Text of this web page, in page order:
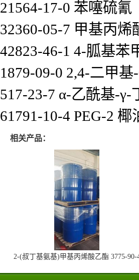
21564-17-0 苯噻硫氰
32360-05-7 甲基丙烯
42823-46-1 4-胍基苯
1879-09-0 2,4-二甲
517-23-7 α-乙酰基-γ-
61791-10-4 PEG-2
相关产品：
2-(叔丁基氨基)甲基丙烯酸乙酯 3775-90-